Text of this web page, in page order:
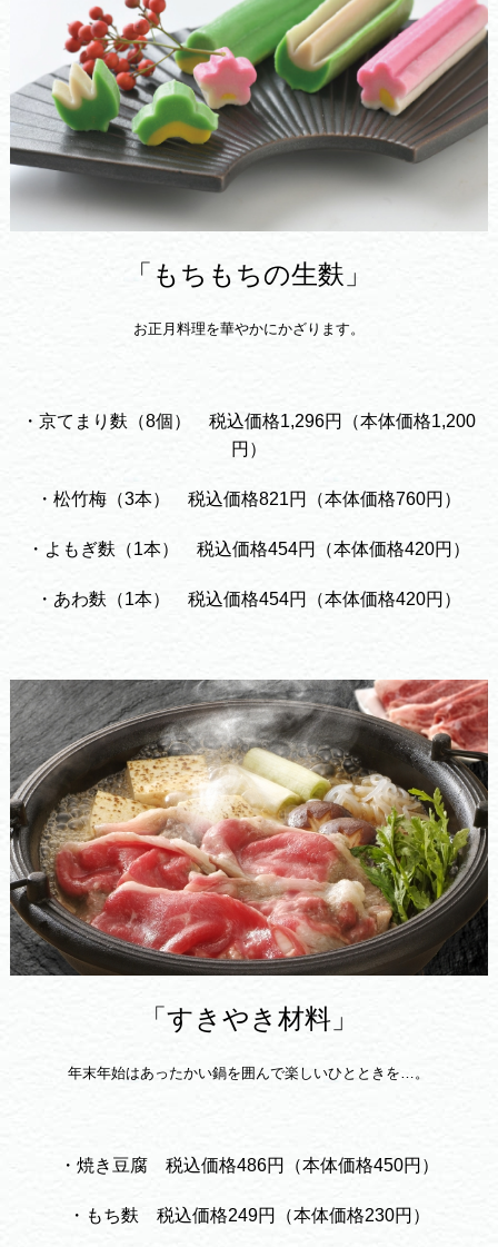
「もちもちの生麩」
お正月料理を華やかにかざります。
・京てまり麩（8個） 税込価格1,296円（本体価格1,200
円）
・松竹梅（3本） 税込価格821円（本体価格760円）
・よもぎ麩（1本） 税込価格454円（本体価格420円）
・あわ麩（1本） 税込価格454円（本体価格420円）
「すきやき材料」
年末年始はあったかい鍋を囲んで楽しいひとときを…。
・焼き豆腐 税込価格486円（本体価格450円）
・もち麩 税込価格249円（本体価格230円）